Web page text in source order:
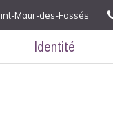
Maur-des-Fossés
Identité